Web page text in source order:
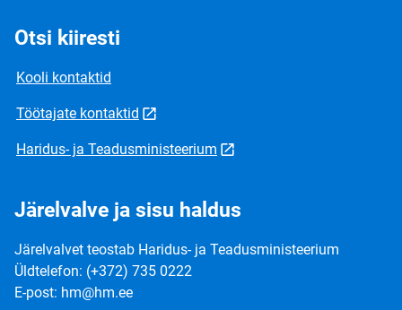
Otsi kiiresti
Kooli kontaktid
Töötajate kontaktid
Haridus- ja Teadusministeerium
Järelvalve ja sisu haldus
Järelvalvet teostab Haridus- ja Teadusministeerium
Üldtelefon: (+372) 735 0222
E-post: hm@hm.ee